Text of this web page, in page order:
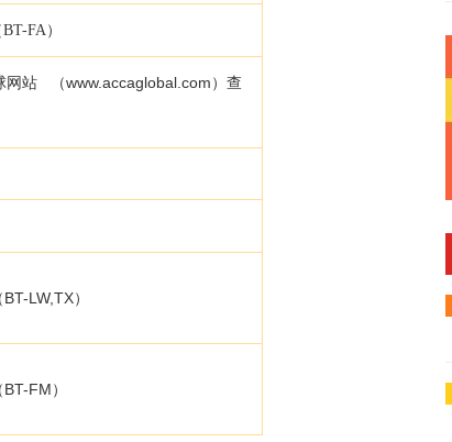
FA）
网站 （www.accaglobal.com）查
LW,TX）
FM）